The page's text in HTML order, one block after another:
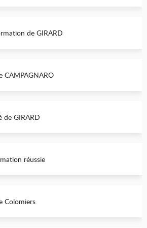
de GIRARD
CAMPAGNARO
de GIRARD
réussie
Colomiers